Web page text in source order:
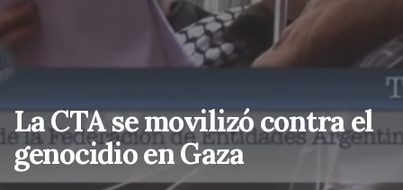
La CTA se movilizó contra el
genocidio en Gaza